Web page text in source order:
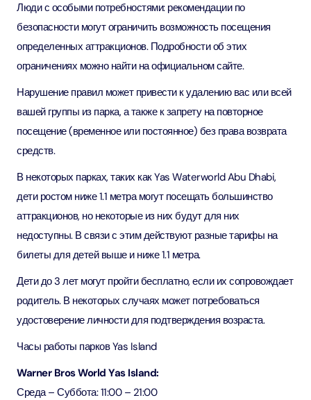
Люди с особыми потребностями: рекомендации по
безопасности могут ограничить возможность посещения
определенных аттракционов. Подробности об этих
ограничениях можно найти на официальном сайте.
Нарушение правил может привести к удалению вас или всей
вашей группы из парка, а также к запрету на повторное
посещение (временное или постоянное) без права возврата
средств.
В некоторых парках, таких как Yas Waterworld Abu Dhabi,
дети ростом ниже 1.1 метра могут посещать большинство
аттракционов, но некоторые из них будут для них
недоступны. В связи с этим действуют разные тарифы на
билеты для детей выше и ниже 1.1 метра.
Дети до 3 лет могут пройти бесплатно, если их сопровождает
родитель. В некоторых случаях может потребоваться
удостоверение личности для подтверждения возраста.
Часы работы парков Yas Island
Warner Bros World Yas Island:
Среда – Суббота: 11:00 – 21:00